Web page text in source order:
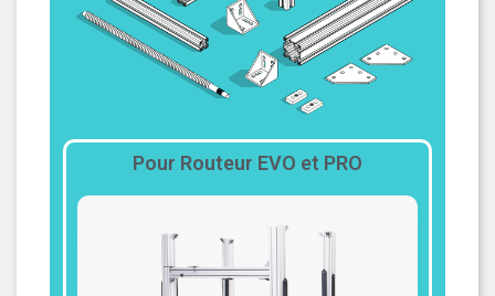
Pour Routeur EVO et PRO